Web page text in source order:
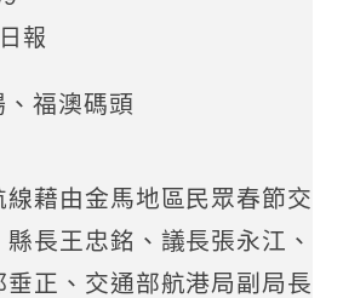
報
福澳碼頭
藉由金馬地區民眾春節交
長王忠銘、議長張永江、
垂正、交通部航港局副局長